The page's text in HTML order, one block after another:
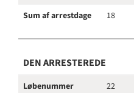
Sum af arrestdage 18
DEN ARRESTEREDE
Løbenummer
22